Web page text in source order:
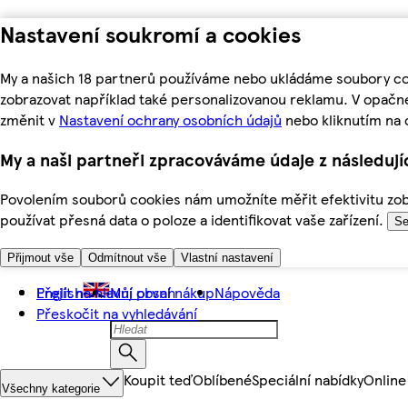
Nastavení soukromí a cookies
My a našich 18 partnerů používáme nebo ukládáme soubory
zobrazovat například také personalizovanou reklamu. V
změnit v Nastavení ochrany osobních údajů nebo kliknutím na
My a naši partneři zpracováváme údaje z
Povolením souborů cookies nám umožníte měřit efektivitu
používat přesná data o poloze a identifikovat vaše zařízení.
Přijmout vše Odmítnout vše Vlastní nastavení
Přejít na hlavní obsah
Přeskočit na vyhledávání
English Můj první nákupNápověda
Všechny kategorie Koupit teďOblíbenéSpeciální nabídky